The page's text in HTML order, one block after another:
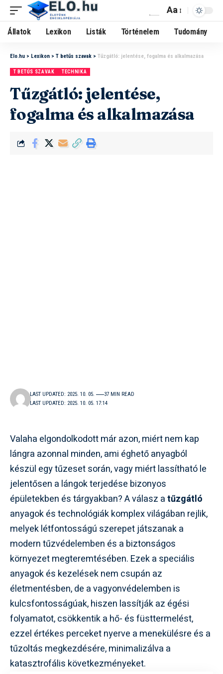
Aa
Állatok Lexikon Listák Történelem Tudomány
Elo.hu > Lexikon > T betűs szavak > Tűzgátló: jelentése, fogalma és alkalmazása
T BETŰS SZAVAK TECHNIKA
Tűzgátló: jelentése,
fogalma és alkalmazása
LAST UPDATED: 2025. 10. 05. 17:14
LAST UPDATED: 2025. 10. 05. 37 MIN READ
Valaha elgondolkodott már azon, miért nem kap
lángra azonnal minden, ami éghető anyagból
készül egy tűzeset során, vagy miért lassítható le
jelentősen a lángok terjedése bizonyos
épületekben és tárgyakban? A válasz atűzgátló
anyagok és technológiák komplex világában rejlik,
melyek létfontosságú szerepet játszanak a
modern tűzvédelemben és a biztonságos
környezet megteremtésében. Ezek a speciális
anyagok és kezelések nem csupán az
életmentésben, de a vagyonvédelemben is
kulcsfontosságúak, hiszen lassítják az égési
folyamatot, csökkentik a hő- és füsttermelést,
ezzel értékes perceket nyerve a menekülésre és a
tűzoltás megkezdésére, minimalizálva a
katasztrofális következményeket.